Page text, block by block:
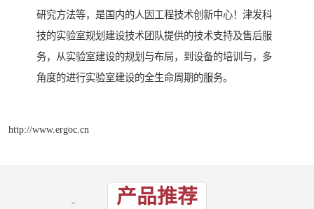
研究方法等，是国内的人因工程技术创新中心！津发科
技的实验室规划建设技术团队提供的技术支持及售后服
务，从实验室建设的规划与布局，到设备的培训与，多
角度的进行实验室建设的全生命周期的服务。
http://www.ergoc.cn
产品推荐